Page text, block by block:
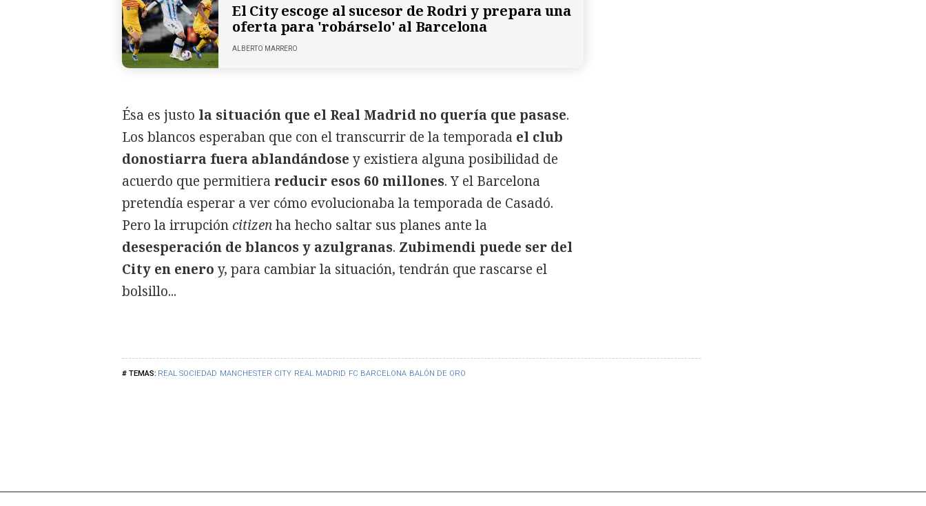
REAL SOCIEDAD MANCHESTER CITY REAL MADRID FC BARCELONA BALÓN DE ORO
El City escoge al sucesor de Rodri y prepara una
oferta para 'robárselo' al Barcelona
ALBERTO MARRERO
Ésa es justo la situación que el Real Madrid no quería que pasase.
Los blancos esperaban que con el transcurrir de la temporada el club
donostiarra fuera ablandándose y existiera alguna posibilidad de
acuerdo que permitiera reducir esos 60 millones. Y el Barcelona
pretendía esperar a ver cómo evolucionaba la temporada de Casadó.
Pero la irrupcióncitizenha hecho saltar sus planes ante la
desesperación de blancos y azulgranas. Zubimendi puede ser del
City en enero y, para cambiar la situación, tendrán que rascarse el
bolsillo...